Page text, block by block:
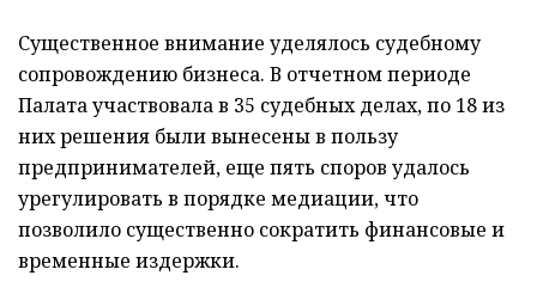
Существенное внимание уделялось судебному
сопровождению бизнеса. В отчетном периоде
Палата участвовала в 35 судебных делах, по 18 из
них решения были вынесены в пользу
предпринимателей, еще пять споров удалось
урегулировать в порядке медиации, что
позволило существенно сократить финансовые и
временные издержки.